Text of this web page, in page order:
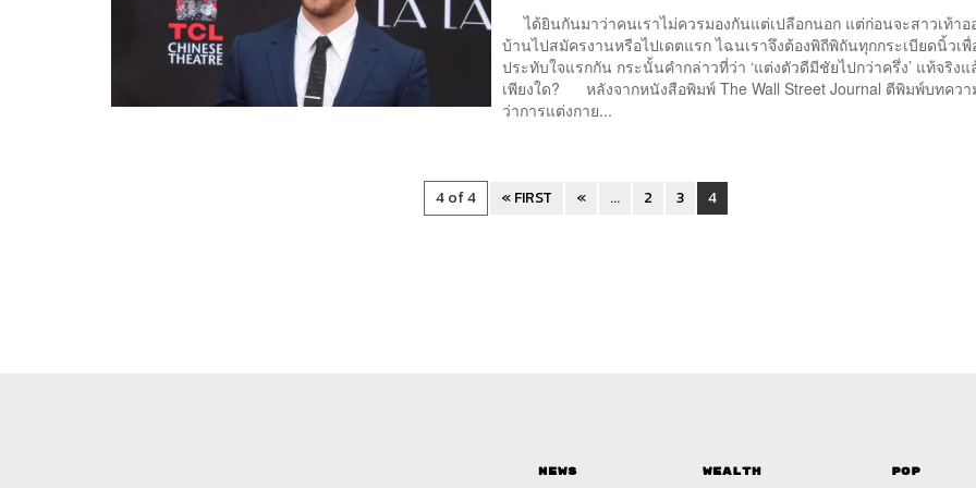
ได้ยินกันมาว่าคนเราไม่ควรมองกันแต่เปลือกนอก แต่ก่อนจะสาวเท้าอ
บ้านไปสมัครงานหรือไปเดตแรก ไฉนเราจึงต้องพิถีพิถันทุกกระเบียดนิ้วเ
ประทับใจแรกกัน กระนั้นคำกล่าวที่ว่า ‘แต่งตัวดีมีชัยไปกว่าครึ่ง’ แท้จริง
เพียงใด? หลังจากหนังสือพิมพ์ The Wall Street Journal ตีพิมพ์บทคว
ว่าการแต่งกาย...
4 of 4 « FIRST « ... 2 3 4
News Wealth
Pop